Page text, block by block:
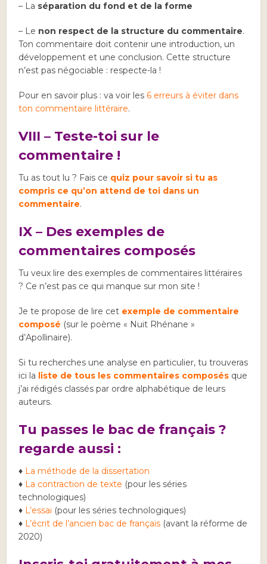
– La séparation du fond et de la forme
– Le non respect de la structure du commentaire.
Ton commentaire doit contenir une introduction, un
développement et une conclusion. Cette structure
n’est pas négociable : respecte-la !
Pour en savoir plus : va voir les 6 erreurs à éviter dans
ton commentaire littéraire.
VIII – Teste-toi sur le
commentaire !
Tu as tout lu ? Fais ce quiz pour savoir si tu as
compris ce qu’on attend de toi dans un
commentaire.
IX – Des exemples de
commentaires composés
Tu veux lire des exemples de commentaires littéraires
? Ce n’est pas ce qui manque sur mon site !
Je te propose de lire cet exemple de commentaire
composé (sur le poème « Nuit Rhénane »
d’Apollinaire).
Si tu recherches une analyse en particulier, tu trouveras
ici la liste de tous les commentaires composés que
j’ai rédigés classés par ordre alphabétique de leurs
auteurs.
Tu passes le bac de français ?
regarde aussi :
♦ La méthode de la dissertation
♦ La contraction de texte (pour les séries
technologiques)
♦ L’essai (pour les séries technologiques)
♦ L’écrit de l’ancien bac de français (avant la réforme de
2020)